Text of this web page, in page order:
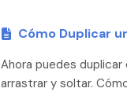
Cómo Duplicar
Ahora puedes
arrastrar y soltar.